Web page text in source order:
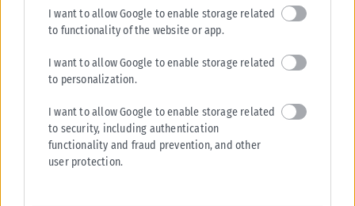
I want to allow Google to enable storage related
to functionality of the website or app.
I want to allow Google to enable storage related
to personalization.
I want to allow Google to enable storage related
to security, including authentication
functionality and fraud prevention, and other
user protection.